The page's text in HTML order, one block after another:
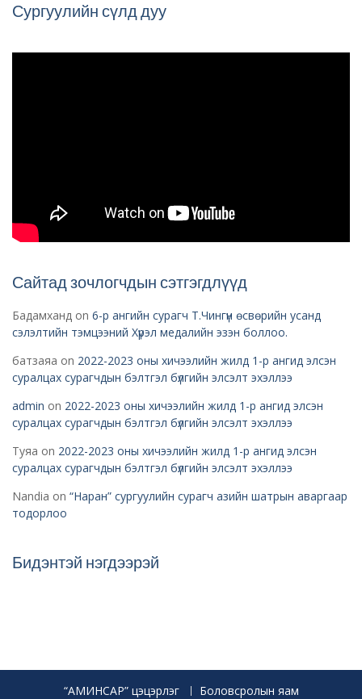
Сургуулийн сүлд дуу
Сайтад зочлогчдын сэтгэгдлүүд
Бадамханд on 6-р ангийн сурагч Т.Чингүн өсвөрийн усанд
сэлэлтийн тэмцээний Хүрэл медалийн эзэн боллоо.
батзаяа on 2022-2023 оны хичээлийн жилд 1-р ангид элсэн
суралцах сурагчдын бэлтгэл бүлгийн элсэлт эхэллээ
admin on 2022-2023 оны хичээлийн жилд 1-р ангид элсэн
суралцах сурагчдын бэлтгэл бүлгийн элсэлт эхэллээ
Туяа on 2022-2023 оны хичээлийн жилд 1-р ангид элсэн
суралцах сурагчдын бэлтгэл бүлгийн элсэлт эхэллээ
Nandia on “Наран” сургуулийн сурагч азийн шатрын аваргаар
тодорлоо
Бидэнтэй нэгдээрэй
“АМИНСАР” цэцэрлэг Боловсролын яам